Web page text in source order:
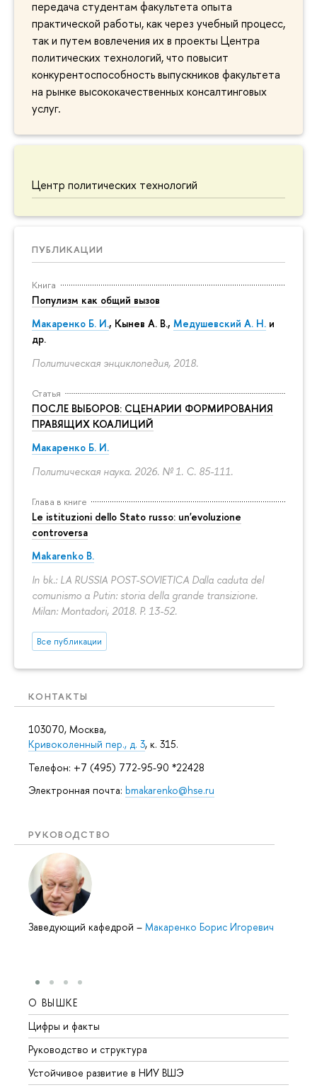
передача студентам факультета опыта
практической работы, как через учебный процесс,
так и путем вовлечения их в проекты Центра
политических технологий, что повысит
конкурентоспособность выпускников факультета
на рынке высококачественных консалтинговых
услуг.
Центр политических технологий
ПУБЛИКАЦИИ
Книга
Популизм как общий вызов
Макаренко Б. И., Кынев А. В., Медушевский А. Н. и
др.
Политическая энциклопедия, 2018.
Статья
ПОСЛЕ ВЫБОРОВ: СЦЕНАРИИ ФОРМИРОВАНИЯ
ПРАВЯЩИХ КОАЛИЦИЙ
Макаренко Б. И.
Политическая наука. 2026. № 1. С. 85-111.
Глава в книге
Le istituzioni dello Stato russo: un'evoluzione
controversa
Makarenko B.
In bk.: LA RUSSIA POST-SOVIETICA Dalla caduta del
comunismo a Putin: storia della grande transizione.
Milan: Montadori, 2018. P. 13-52.
Все публикации
КОНТАКТЫ
103070, Москва,
Кривоколенный пер., д. 3, к. 315.
Телефон: +7 (495) 772-95-90 *22428
Электронная почта: bmakarenko@hse.ru
РУКОВОДСТВО
Заведующий кафедрой – Макаренко Борис Игоревич
О ВЫШКЕ
Цифры и факты
Руководство и структура
Устойчивое развитие в НИУ ВШЭ